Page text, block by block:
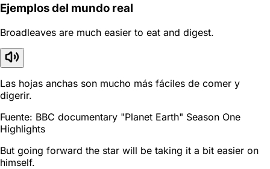
Ejemplos del mundo real
Broadleaves are much easier to eat and digest.
Las hojas anchas son mucho más fáciles de comer y
digerir.
Fuente: BBC documentary "Planet Earth" Season One
Highlights
But going forward the star will be taking it a bit easier on
himself.